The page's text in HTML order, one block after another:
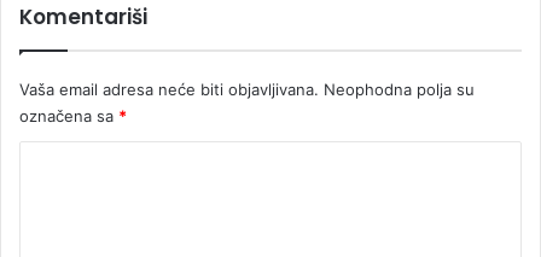
Komentariši
Vaša email adresa neće biti objavljivana. Neophodna polja su
označena sa *